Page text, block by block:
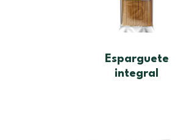
Esparguete
integral